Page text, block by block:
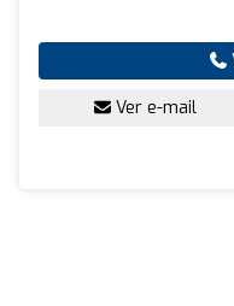
Ver e-mail